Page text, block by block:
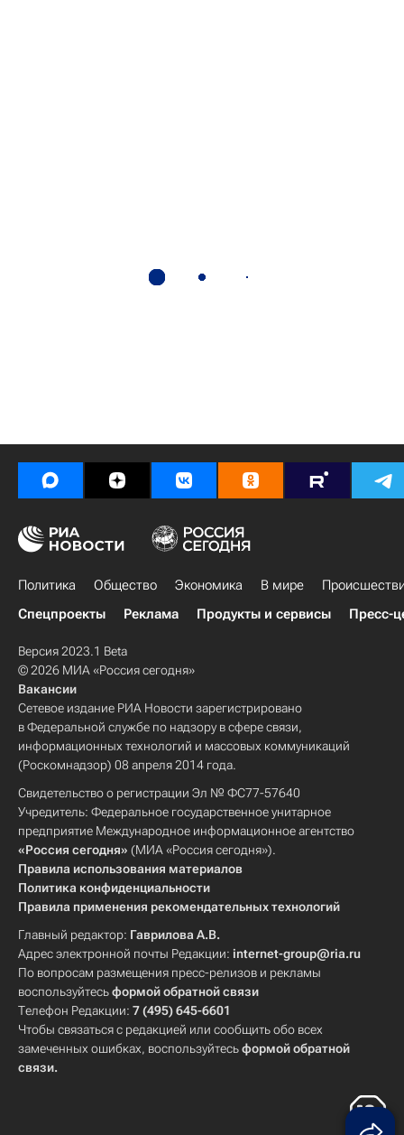
Политика Общество Экономика В мире
Спецпроекты
Реклама Продукты и сервисы Пресс-
Версия 2023.1 Beta
© 2026 МИА «Россия сегодня»
Вакансии
Сетевое издание РИА Новости зарегистрировано
в Федеральной службе по надзору в сфере связи,
информационных технологий и массовых коммуникаций
(Роскомнадзор) 08 апреля 2014 года.
Свидетельство о регистрации Эл № ФС77-57640
Учредитель: Федеральное государственное унитарное
предприятие Международное информационное агентство
«Россия сегодня» (МИА «Россия сегодня»).
Правила использования материалов
Политика конфиденциальности
Правила применения рекомендательных технологий
Главный редактор: Гаврилова А.В.
Адрес электронной почты Редакции: internet-group@ria.ru
По вопросам размещения пресс-релизов и рекламы
воспользуйтесьформой обратной связи
Телефон Редакции: 7 (495) 645-6601
Чтобы связаться с редакцией или сообщить обо всех
замеченных ошибках, воспользуйтесьформой обратной
связи.